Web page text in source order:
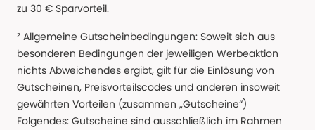
zu 30 € Sparvorteil.
² Allgemeine Gutscheinbedingungen: Soweit sich aus
besonderen Bedingungen der jeweiligen Werbeaktion
nichts Abweichendes ergibt, gilt für die Einlösung von
Gutscheinen, Preisvorteilscodes und anderen insoweit
gewährten Vorteilen (zusammen „Gutscheine“)
Folgendes: Gutscheine sind ausschließlich im Rahmen